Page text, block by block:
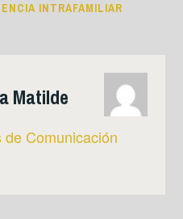
INTRAFAMILIAR
Matilde
Comunicación